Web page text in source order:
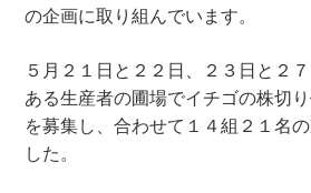
の企画に取り組んでいます。
５月２１日と２２日、２３日と２
ある生産者の圃場でイチゴの株切
を募集し、合わせて１４組２１名
した。